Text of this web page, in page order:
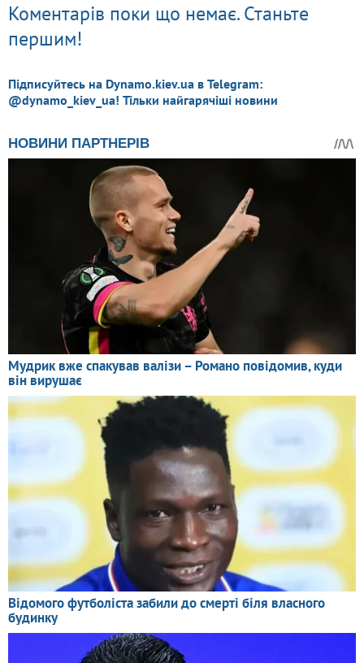
Коментарів поки що немає. Станьте
першим!
Підписуйтесь на Dynamo.kiev.ua в Telegram:
@dynamo_kiev_ua! Тільки найгарячіші новини